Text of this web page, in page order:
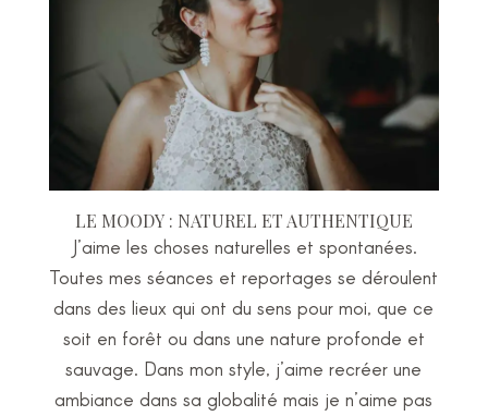
LE MOODY : NATUREL ET AUTHENTIQUE
J’aime les choses naturelles et spontanées.
Toutes mes séances et reportages se déroulent
dans des lieux qui ont du sens pour moi, que ce
soit en forêt ou dans une nature profonde et
sauvage. Dans mon style, j’aime recréer une
ambiance dans sa globalité mais je n’aime pas